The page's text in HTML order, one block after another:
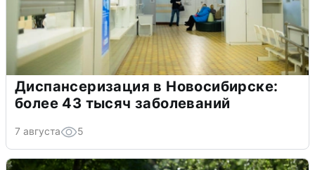
Диспансеризация в Новосибирске:
более 43 тысяч заболеваний
7 августа 5